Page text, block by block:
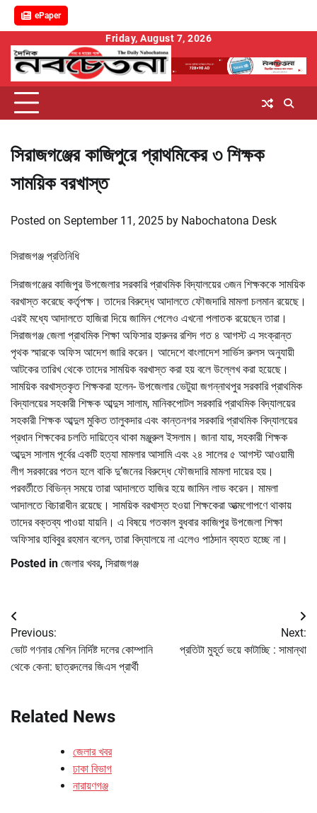
ePaper
content
Friday, August 7, 2026
সিরাজগঞ্জের কাজিপুরে প্রাথমিকের ৩ শিক্ষক
সাময়িক বরখাস্ত
Posted on September 11, 2025 by Nabochatona Desk
সিরাজগঞ্জ প্রতিনিধি
সিরাজগঞ্জের কাজিপুর উপজেলার সরকারি প্রাথমিক বিদ্যালয়ের ৩জন শিক্ষককে সাময়িক
বরখাস্ত করেছে কর্তৃপক্ষ। তাদের বিরুদ্ধে আদালতে ফৌজদারি মামলা চলমান রয়েছে।
এরই মধ্যে আদালতে হাজিরা দিয়ে জামিন পেলেও এখনো পলাতক রয়েছেন তারা।
সিরাজগঞ্জ জেলা প্রাথমিক শিক্ষা অফিসার হারুনর রশিদ গত ৪ আগস্ট এ সংক্রান্ত
পৃথক স্মারকে অফিস আদেশ জারি করেন। আদেশে বাংলাদেশ সার্ভিস রুলস অনুযায়ী
আটকের তারিখ থেকে তাদের সাময়িক বরখাস্ত করা হয় বলে উল্লেখ করা হয়েছে।
সাময়িক বরখাস্তকৃত শিক্ষকরা হলেন- উপজেলার ভেটুয়া জগন্নাথপুর সরকারি প্রাথমিক
বিদ্যালয়ের সহকারী শিক্ষক আব্দুস সালাম, মানিকপোটল সরকারি প্রাথমিক বিদ্যালয়ের
সহকারী শিক্ষক আব্দুল মুকিত তালুকদার এবং কান্তনগর সরকারি প্রাথমিক বিদ্যালয়ের
প্রধান শিক্ষকের চলতি দায়িত্বে থাকা মঞ্জুরুল ইসলাম। জানা যায়, সহকারী শিক্ষক
আব্দুস সালাম পূর্বের একটি হত্যা মামলার আসামি এবং ২৪ সালের ৫ আগস্ট আওয়ামী
লীগ সরকারের পতন হলে বাকি দু’জনের বিরুদ্ধে ফৌজদারি মামলা দায়ের হয়।
পরবর্তীতে বিভিন্ন সময়ে তারা আদালতে হাজির হয়ে জামিন লাভ করেন। মামলা
আদালতে বিচারাধীন রয়েছে। সাময়িক বরখাস্ত হওয়া শিক্ষকেরা আত্মগোপণে থাকায়
তাদের বক্তব্য পাওয়া যায়নি। এ বিষয়ে গতকাল বুধবার কাজিপুর উপজেলা শিক্ষা
অফিসার হাবিবুর রহমান বলেন, তারা বিদ্যালয়ে না এলেও পাঠদান ব্যহত হচ্ছে না।
Posted in জেলার খবর, সিরাজগঞ্জ
Post
navigation
Previous:
ভোট গণনার মেশিন নির্দিষ্ট দলের কোম্পানি
থেকে কেনা: ছাত্রদলের জিএস প্রার্থী
Next:
প্রতিটা মুহূর্ত ভয়ে কাটাচ্ছি : সামান্থা
Related News
জেলার খবর
ঢাকা বিভাগ
নারায়ণগঞ্জ